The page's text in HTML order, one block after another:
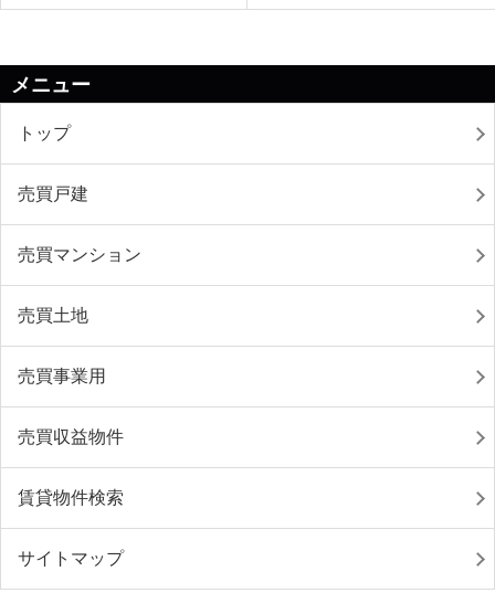
メニュー
トップ
売買戸建
売買マンション
売買土地
売買事業用
売買収益物件
賃貸物件検索
サイトマップ